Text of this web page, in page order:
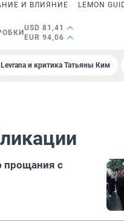
И ВЛИЯНИЕ LEMON
USD 81,41
EUR 94,06
и критика Татьяны Ким
прощания с